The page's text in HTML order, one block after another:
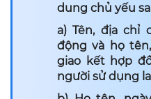
dung chủ yếu
a) Tên, địa chỉ
động và họ
giao kết hợp
người sử dụng